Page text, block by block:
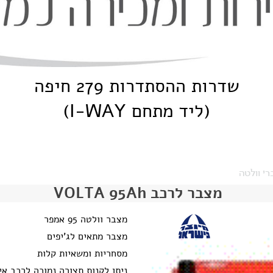
שדרות ההסתדרות 279 חיפה
(ליד מתחם I-WAY)
וולטה
מצבר לרכב VOLTA 95Ah
מצבר וולטה 95 אמפר
מצבר מתאים לג'יפים
מסחריות ומשאיות קלות